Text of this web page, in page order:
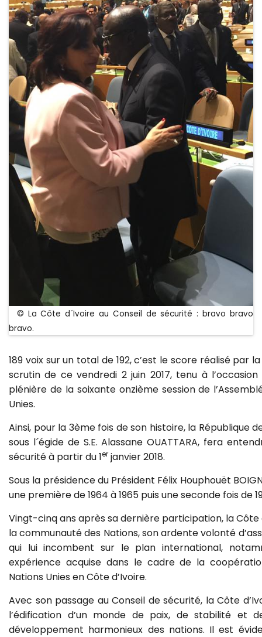
© La Côte d´Ivoire au Conseil de sécurité : bravo bravo
bravo.
189 voix sur un total de 192, c’est le score réalisé par la
scrutin de ce vendredi 2 juin 2017, tenu à
plénière de la soixante onzième session de
Unies.
Ainsi, pour la 3ème fois de son histoire, la République
sous l´égide de S.E. Alassane OUATTARA, fera
sécurité à partir du 1er janvier 2018.
Sous la présidence du Président Félix Houphouët
une première de 1964 à 1965 puis une seconde fois de
Vingt-cinq ans après sa dernière participation, la Côte
la communauté des Nations, son ardente volonté
qui lui incombent sur le plan international,
expérience acquise dans le cadre de la
Nations Unies en Côte d’Ivoire.
Avec son passage au Conseil de sécurité, la Côte
l’édification d’un monde de paix, de stabilité et
développement harmonieux des nations. Il est